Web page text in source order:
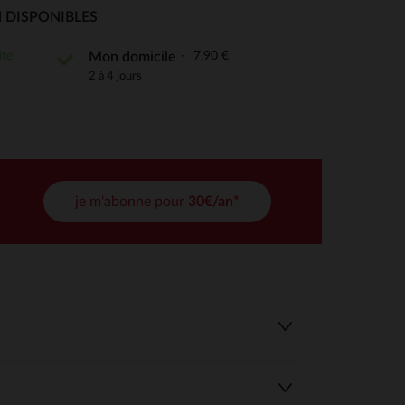
DISPONIBLES
Mon domicile 7,90 €
2 à 4 jours
je m'abonne pour 30€/an*